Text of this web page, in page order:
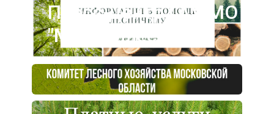
Пресс-центр ГАУ МО
"Мособллес"